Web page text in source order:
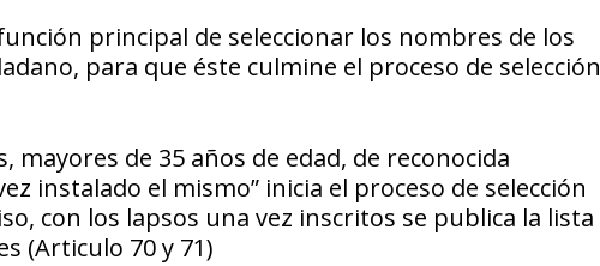
principal de seleccionar los nombres de los
para que éste culmine el proceso de selección
mayores de 35 años de edad, de reconocida
instalado el mismo” inicia el proceso de selección
con los lapsos una vez inscritos se publica la lista
(Articulo 70 y 71)